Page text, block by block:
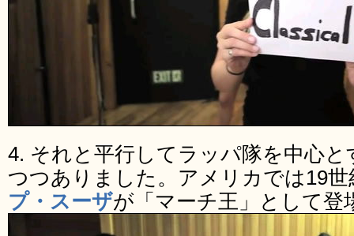
4. それと平行してラッパ隊を中心
つつありました。アメリカでは19世
プ・スーザが「マーチ王」として登